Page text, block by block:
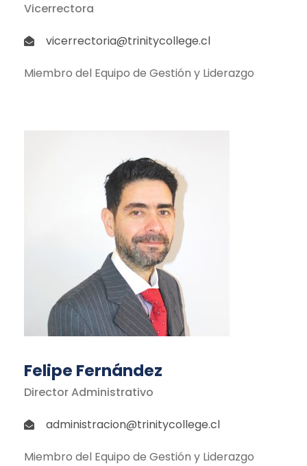
Vicerrectora
vicerrectoria@trinitycollege.cl
Miembro del Equipo de Gestión y Liderazgo
Felipe Fernández
Director Administrativo
administracion@trinitycollege.cl
Miembro del Equipo de Gestión y Liderazgo